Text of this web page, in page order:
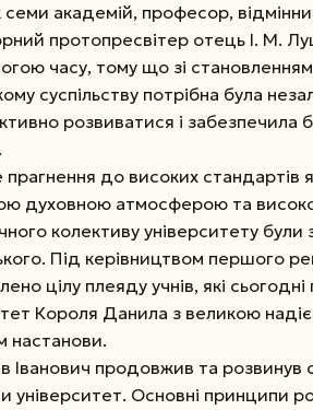
семи академій, професор,
протопресвітер отець І. М.
часу, тому що зі
суспільству потрібна була
розвиватися і забезпечила
прагнення до високих стандартів
духовною атмосферою та
колективу університету
Під керівництвом першого
цілу плеяду учнів, які
Короля Данила з великою
настанови.
Іванович продовжив та розвинув
університет. Основні принципи